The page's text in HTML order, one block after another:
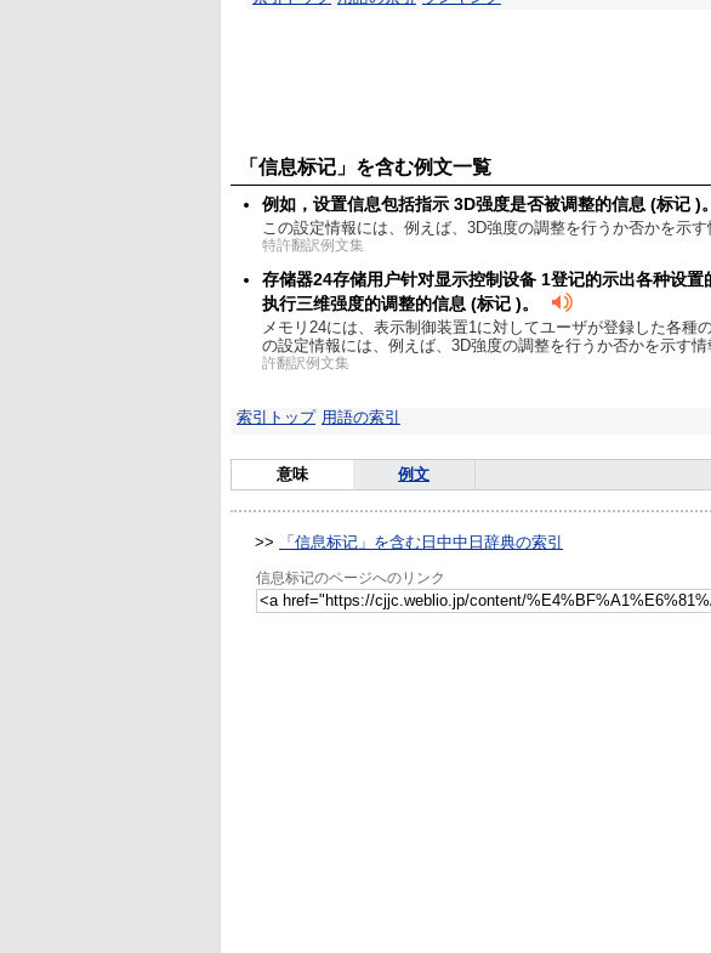
「信息标记」を含む例文一覧
例如，设置信息包括指示 3D强度是否被调整的信息 (标记 )。
この設定情報には、例えば、3D強度の調整を行うか否かを示す
特許翻訳例文集
存储器24存储用户针对显示控制设备 1登记的示出各种设
执行三维强度的调整的信息 (标记 )。
メモリ24には、表示制御装置1に対してユーザが登録した各種
の設定情報には、例えば、3D強度の調整を行うか否かを示す情
許翻訳例文集
索引トップ 用語の索引
意味 例文
>> 「信息标记」を含む日中中日辞典の索引
信息标记のページへのリンク